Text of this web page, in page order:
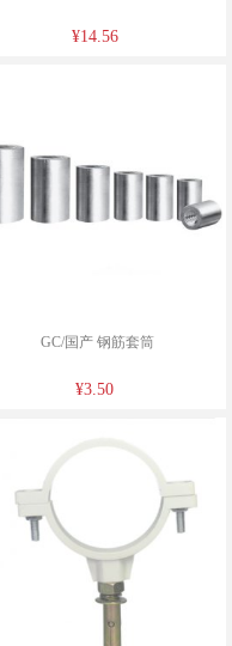
¥14.56
GC/国产 钢筋套筒
¥3.50